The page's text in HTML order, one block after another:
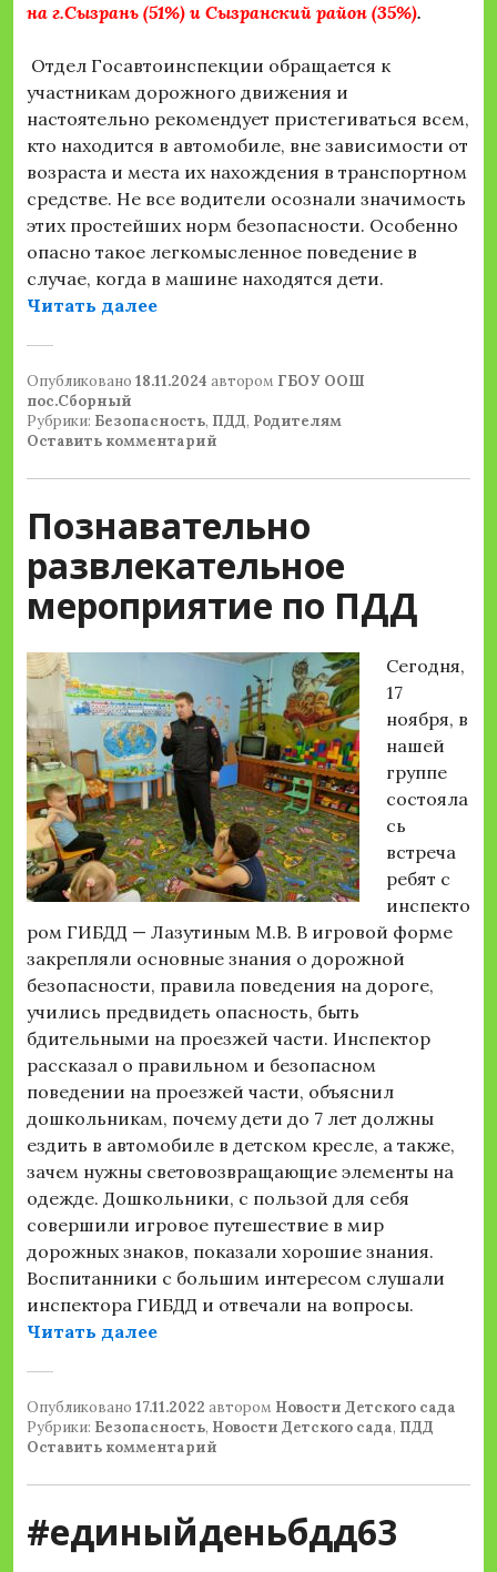
на г.Сызрань (51%) и Сызранский район (35%).
Отдел Госавтоинспекции обращается к
участникам дорожного движения и
настоятельно рекомендует пристегиваться всем,
кто находится в автомобиле, вне зависимости от
возраста и места их нахождения в транспортном
средстве. Не все водители осознали значимость
этих простейших норм безопасности. Особенно
опасно такое легкомысленное поведение в
случае, когда в машине находятся дети.
Читать далее«Обращение Госавтоинспекции
Опубликовано 18.11.2024 автором ГБОУ ООШ
пос.Сборный
Рубрики: Безопасность, ПДД, Родителям
Оставить комментарий
Познавательно
развлекательное
мероприятие по ПДД
Сегодня,
17
ноября, в
нашей
группе
состояла
сь
встреча
ребят с
инспекто
ром ГИБДД — Лазутиным М.В. В игровой форме
закрепляли основные знания о дорожной
безопасности, правила поведения на дороге,
учились предвидеть опасность, быть
бдительными на проезжей части. Инспектор
рассказал о правильном и безопасном
поведении на проезжей части, объяснил
дошкольникам, почему дети до 7 лет должны
ездить в автомобиле в детском кресле, а также,
зачем нужны световозвращающие элементы на
одежде. Дошкольники, с пользой для себя
совершили игровое путешествие в мир
дорожных знаков, показали хорошие знания.
Воспитанники с большим интересом слушали
инспектора ГИБДД и отвечали на вопросы.
Читать далее«Познавательно
Опубликовано 17.11.2022 автором Новости Детского сада
Рубрики: Безопасность, Новости Детского сада, ПДД
Оставить комментарий
#единыйденьбдд63